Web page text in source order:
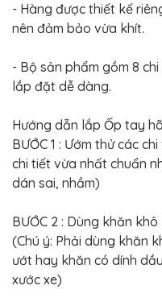
PHỤ
KIỆN
CAO
CẤP
XE
ĐẠP
ĐỒ
CÔNG
NGHỆ
- Hàng được thiết kế
nên đảm bảo vừa khít.
- Bộ sản phẩm gồm 8
lắp đặt dễ dàng.
Hướng dẫn lắp Ốp tay
BƯỚC 1 : Ướm thử các
chi tiết vừa nhất chuẩn
dán sai, nhầm)
BƯỚC 2 : Dùng khăn
(Chú ý: Phải dùng khăn
ướt hay khăn có dính
xước xe)